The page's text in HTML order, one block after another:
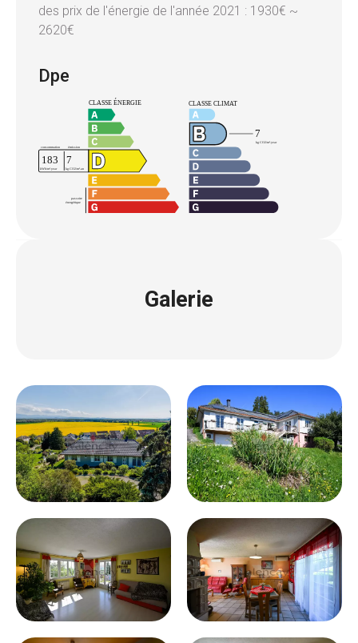
des prix de l'énergie de l'année 2021 : 1930€ ~
2620€
Dpe
Galerie